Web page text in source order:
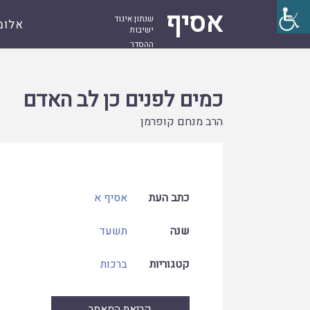
אסיף
שנתון איגוד
ישיבות
ההסדר
כמים לפנים כן לב האדם
הרב מנחם קופרמן
כתב העת
אסיף א
שנה
תשעד
קטגוריות
ברכות